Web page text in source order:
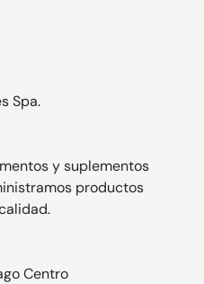
Spa.
y suplementos
productos
Centro